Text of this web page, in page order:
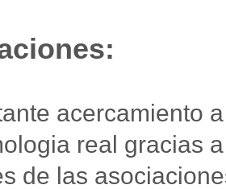
acercamiento a
real gracias a
de las